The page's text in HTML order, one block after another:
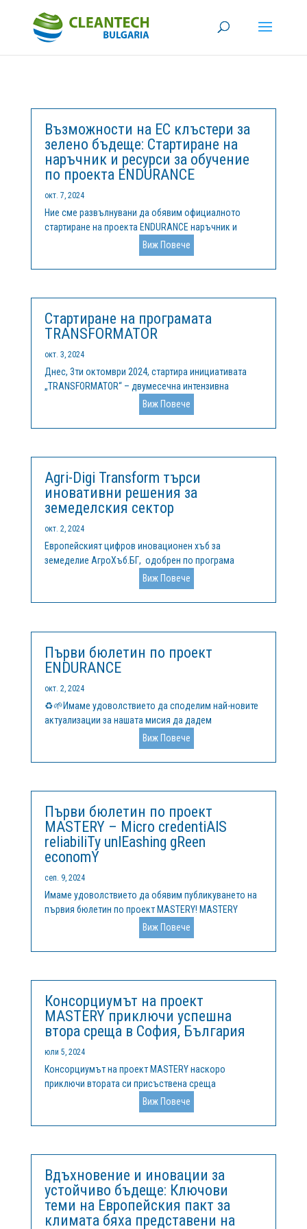
Възможности на ЕС клъстери за
зелено бъдеще: Стартиране на
наръчник и ресурси за обучение
по проекта ENDURANCE
окт. 7, 2024
Ние сме развълнувани да обявим официалното
стартиране на проекта ENDURANCE наръчник и
Учебни Материали, иновативен набор от ресурси,
насочени към подкрепа на клъстерите в ЕС в
тяхната мисия да стимулират зелени иновации и да
Виж Повече
Стартиране на програмата
TRANSFORMATOR
окт. 3, 2024
Днес, 3ти октомври 2024, стартира инициативата
„TRANSFORMATOR“ – двумесечна интензивна
програма, насочена към подкрепа на малки и
средни предприятия (МСП) и неправителствени
организации (НПО) в разработването на устойчиви
Виж Повече
Agri-Digi Transform търси
иновативни решения за
земеделския сектор
окт. 2, 2024
Европейският цифров иновационен хъб за
земеделие АгроХъб.БГ, одобрен по програма
„Цифрова Европа“ в изпълнение на проект
AgroDigiRise, стартира ЕТАП 2 на програма Agri-Digi
Transform. Програмата Agri-Digi Transform предлага
Виж Повече
Първи бюлетин по проект
ENDURANCE
окт. 2, 2024
♻️🌱Имаме удоволствието да споделим най-новите
актуализации за нашата мисия да дадем
възможност на клъстерите за зелената
трансформация, като обявихме пускането на
първия брой на бюлетина по проекта ENDURANCE!
ENDURANCE за...
Виж Повече
Първи бюлетин по проект
MASTERY – Micro credentiAlS
reliabiliTy unlEashing gReen
economY
сеп. 9, 2024
Имаме удоволствието да обявим публикуването на
първия бюлетин по проект MASTERY! MASTERY
представлява сътрудничество на 8 партньора от 5
европейски държави (Италия, България, Испания,
Белгия и Финландия). Целта на проекта е да
Виж Повече
Консорциумът на проект
MASTERY приключи успешна
втора среща в София, България
юли 5, 2024
Консорциумът на проект MASTERY наскоро
приключи втората си присъствена среща
организирана в София на 24 и 25 юни с домакин
Клийнтех България. Срещата включва продуктивни
дискусии относно изпълнението на работния план и
Виж Повече
Вдъхновение и иновации за
устойчиво бъдеще: Ключови
теми на Европейския пакт за
климата бяха представени на